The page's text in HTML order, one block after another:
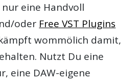
eine Handvoll
oder Free VST Plugins
wommölich damit,
Nutzt Du eine
eine DAW-eigene